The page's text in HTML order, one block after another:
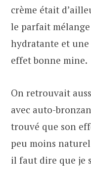
crème était
le parfait
hydratante et une
effet bonne mine.
On retrouvait
avec auto-
trouvé que son
peu moins
il faut dire que je